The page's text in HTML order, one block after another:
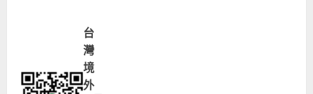
台
灣
境
外